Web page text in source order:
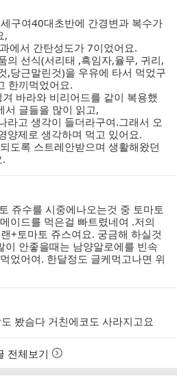
구여40대초반에 간경변과 복수가
,
에서 간탄성도가 7이었어요.
의 선식(서리태 ,흑임자,율무, 귀리,
,당근말린것)을 우유에 타서 먹었구
한끼먹었어요.
바라와 비리어드를 같이 복용했
서 글들을 많이 읽고,
라고 생각이 들더라구여.그래서 오
양제로 생각하며 먹고 있어요.
도록 스트레안받으며 생활해왔던
쥬수를 시중에나오는것 중 토마토
이드를 먹은걸 빠트렸네여 .저의
+토마토 쥬스여요. 궁금해 하실것
이 안좋을때는 남양알로에를 빈속
었어여. 한달정도 글케먹고나면 위
봤슴다 거친에코도 사라지고요
전체보기